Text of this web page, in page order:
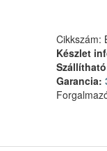
Cikkszám:
Készlet
Garancia: